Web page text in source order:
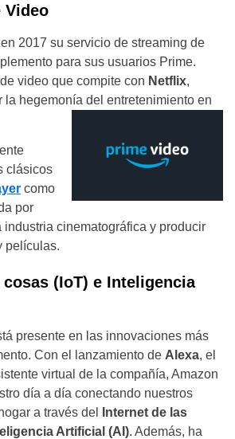
Video
2017 su servicio de streaming de
para sus usuarios Prime.
video que compite con Netflix,
la hegemonía del entretenimiento en
clásicos
como
por
industria cinematográfica y producir
películas.
(IoT) e Inteligencia
presente en las innovaciones más
Con el lanzamiento de Alexa, el
virtual de la compañía, Amazon
día a día conectando nuestros
a través del
Internet de las
Artificial (AI). Además, ha